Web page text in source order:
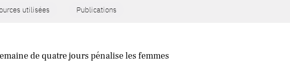
utilisées Publications
de quatre jours pénalise les femmes